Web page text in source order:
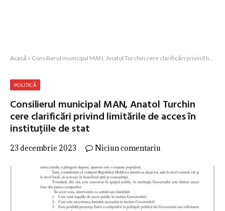
Acasă » Consilierul municipal MAN, Anatol Turchin cere clarificări privind limitările de acces în instituțiile de stat
POLITICĂ
Consilierul municipal MAN, Anatol Turchin
cere clarificări privind limitările de acces în
instituțiile de stat
23 decembrie 2023 Niciun comentariu